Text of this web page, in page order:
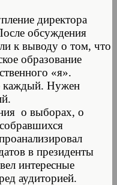
директора
обсуждения
к выводу о том, что
образование
«я».
каждый. Нужен
о выборах, о
в президенты
интересные
аудиторией.